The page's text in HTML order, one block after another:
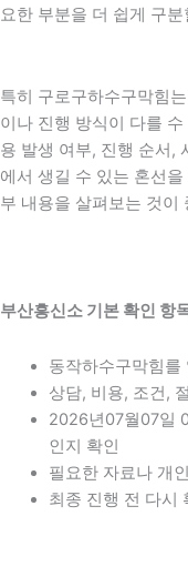
요한 부분을 더 쉽게 구
특히 구로구하수구막힘
이나 진행 방식이 다를
용 발생 여부, 진행 순서,
에서 생길 수 있는 혼선
부 내용을 살펴보는 것이
부산흥신소 기본 확인
동작하수구막힘를
상담, 비용, 조건,
2026년07월07일
인지 확인
필요한 자료나 개
최종 진행 전 다시